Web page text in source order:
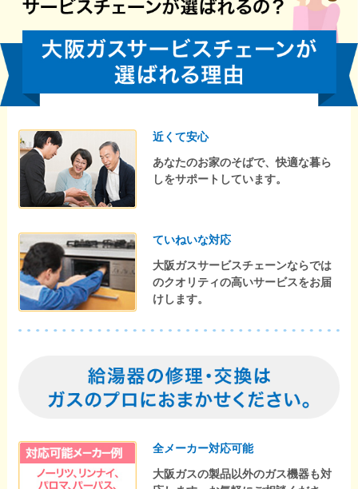
近くて安心
あなたのお家のそばで、快適な暮ら
しをサポートしています。
ていねいな対応
大阪ガスサービスチェーンならでは
のクオリティの高いサービスをお届
けします。
全メーカー対応可能
大阪ガスの製品以外のガス機器も対